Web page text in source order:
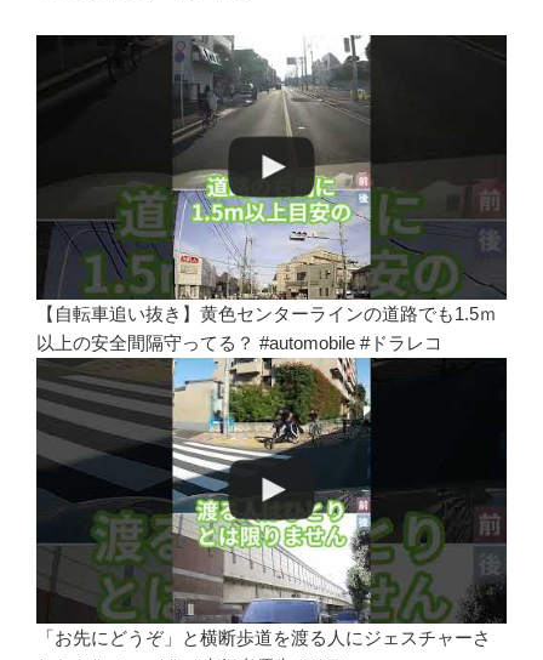
【自転車追い抜き】黄色センターラインの道路でも1.5ｍ
以上の安全間隔守ってる？ #automobile #ドラレコ
「お先にどうぞ」と横断歩道を渡る人にジェスチャーさ